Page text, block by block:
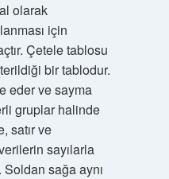
olarak
için
Çetele tablosu
bir tablodur.
eder ve sayma
gruplar halinde
satır ve
sayılarla
sağa aynı